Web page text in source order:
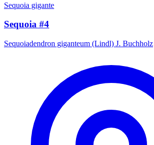
Sequoia gigante
Sequoia #4
Sequoiadendron giganteum (Lindl) J. Buchholz